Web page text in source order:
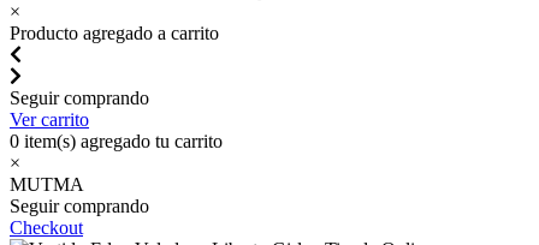
×
Producto agregado a carrito
Seguir comprando
Ver carrito
0 item(s) agregado tu carrito
×
MUTMA
Seguir comprando
Checkout